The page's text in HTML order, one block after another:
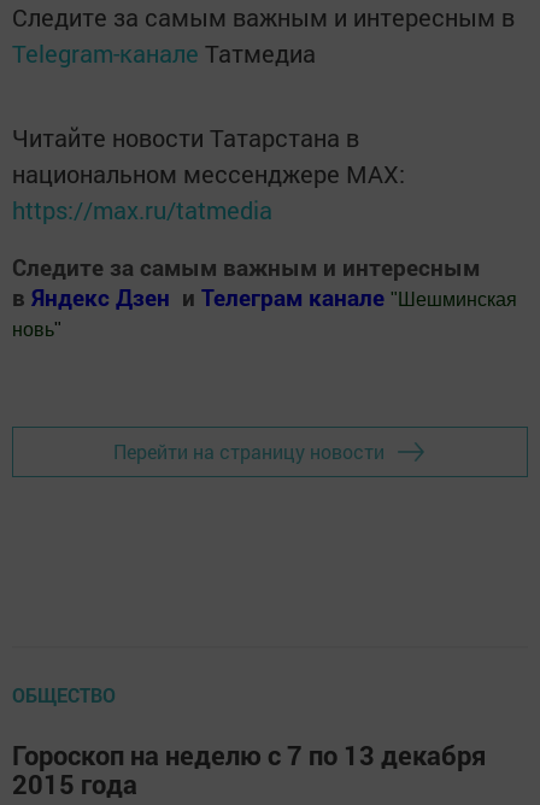
Следите за самым важным и интересным в
Telegram-канале Татмедиа
Читайте новости Татарстана в
национальном мессенджере MАХ:
https://max.ru/tatmedia
Следите за самым важным и интересным
в Яндекс Дзен и Телеграм канале " Шешминская
новь"
Перейти на страницу новости
ОБЩЕСТВО
Гороскоп на неделю с 7 по 13 декабря
2015 года